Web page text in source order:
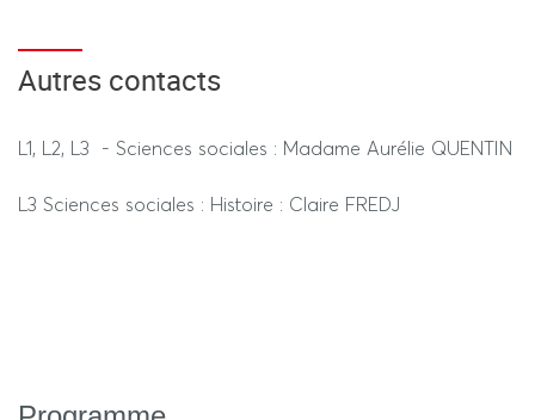
Autres contacts
L1, L2, L3 - Sciences sociales : Madame Aurélie QUENTIN
L3 Sciences sociales : Histoire : Claire FREDJ